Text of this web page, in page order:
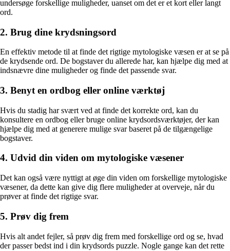
undersøge forskellige muligheder, uanset om det er et kort eller langt
ord.
2. Brug dine krydsningsord
En effektiv metode til at finde det rigtige mytologiske væsen er at se på
de krydsende ord. De bogstaver du allerede har, kan hjælpe dig med at
indsnævre dine muligheder og finde det passende svar.
3. Benyt en ordbog eller online værktøj
Hvis du stadig har svært ved at finde det korrekte ord, kan du
konsultere en ordbog eller bruge online krydsordsværktøjer, der kan
hjælpe dig med at generere mulige svar baseret på de tilgængelige
bogstaver.
4. Udvid din viden om mytologiske væsener
Det kan også være nyttigt at øge din viden om forskellige mytologiske
væsener, da dette kan give dig flere muligheder at overveje, når du
prøver at finde det rigtige svar.
5. Prøv dig frem
Hvis alt andet fejler, så prøv dig frem med forskellige ord og se, hvad
der passer bedst ind i din krydsords puzzle. Nogle gange kan det rette